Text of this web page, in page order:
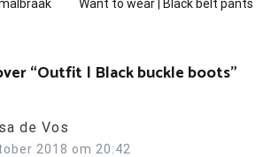
Want to wear | Black belt pants
“Outfit | Black buckle boots”
de Vos
2018 om 20:42